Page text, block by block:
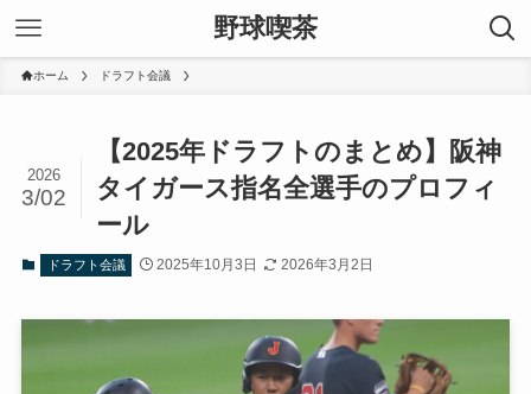
野球喫茶
ホーム ドラフト会議
【2025年ドラフトのまとめ】阪神
タイガース指名全選手のプロフィ
ール
2026
3/02
ドラフト会議 2025年10月3日 2026年3月2日